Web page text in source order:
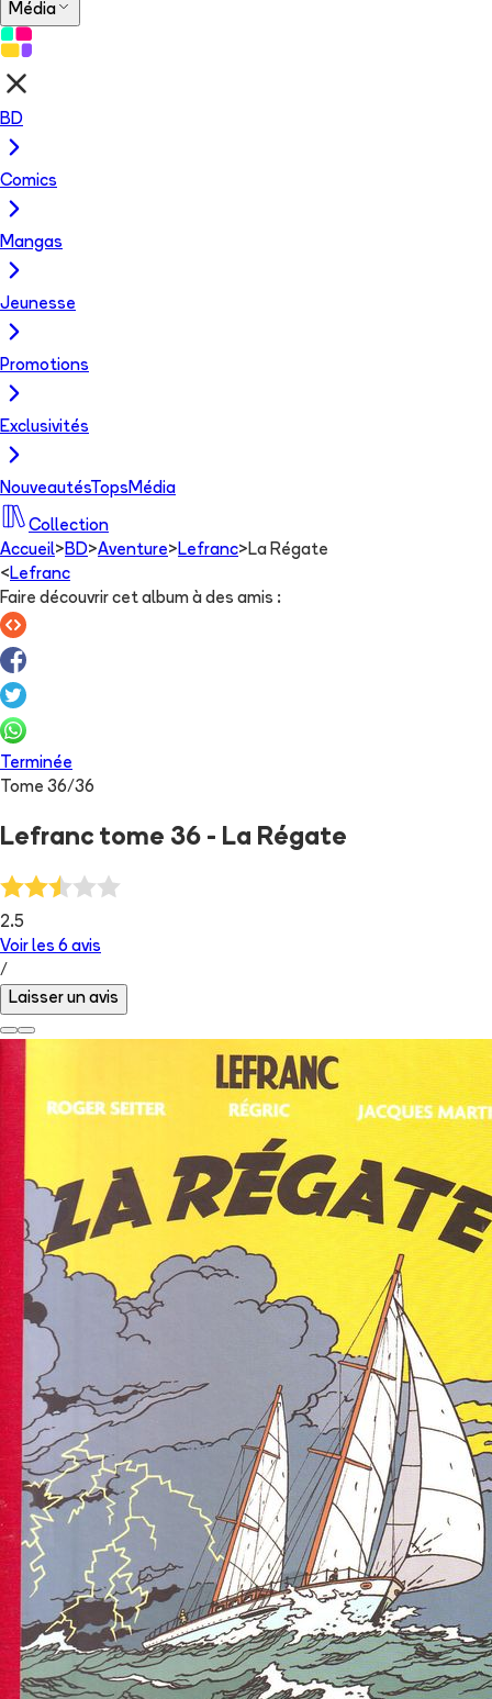
Média
BD
Comics
Mangas
Jeunesse
Promotions
Exclusivités
NouveautésTops Média
Collection
Accueil> BD>Aventure> Lefranc> La Régate
< Lefranc
Faire découvrir cet album à des amis :
Terminée
Tome 36/36
Lefranc tome 36 - La Régate
2.5
Voir les 6 avis
/
Laisser un avis